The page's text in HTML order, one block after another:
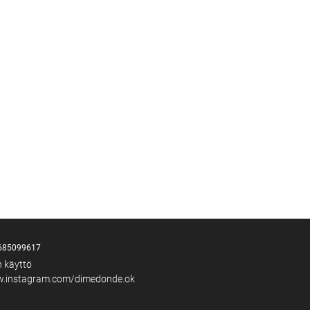
käyttö
dimedonde.ok